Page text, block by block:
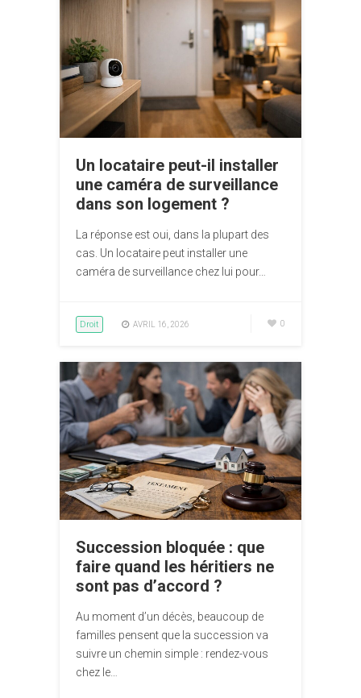
Un locataire peut-il installer
une caméra de surveillance
dans son logement ?
La réponse est oui, dans la plupart des
cas. Un locataire peut installer une
caméra de surveillance chez lui pour…
Droit AVRIL 16, 2026 0
Succession bloquée : que
faire quand les héritiers ne
sont pas d’accord ?
Au moment d’un décès, beaucoup de
familles pensent que la succession va
suivre un chemin simple : rendez-vous
chez le…